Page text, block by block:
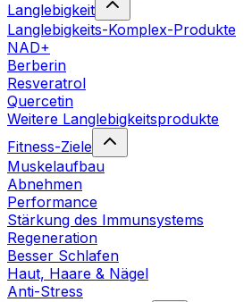
Langlebigkeit
Langlebigkeits-Komplex-Produkte
NAD+
Berberin
Resveratrol
Quercetin
Weitere Langlebigkeitsprodukte
Fitness-Ziele
Muskelaufbau
Abnehmen
Performance
Stärkung des Immunsystems
Regeneration
Besser Schlafen
Haut, Haare & Nägel
Anti-Stress